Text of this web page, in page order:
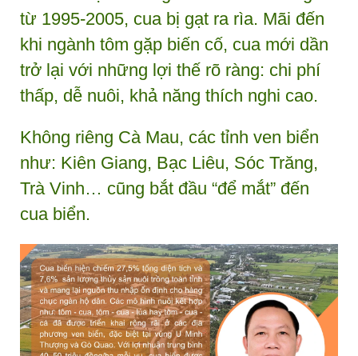
từ 1995-2005, cua bị gạt ra rìa. Mãi đến
khi ngành tôm gặp biến cố, cua mới dần
trở lại với những lợi thế rõ ràng: chi phí
thấp, dễ nuôi, khả năng thích nghi cao.
Không riêng Cà Mau, các tỉnh ven biển
như: Kiên Giang, Bạc Liêu, Sóc Trăng,
Trà Vinh… cũng bắt đầu “để mắt” đến
cua biển.